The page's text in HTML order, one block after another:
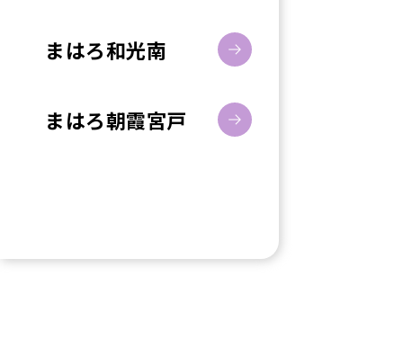
まはろ和光南
まはろ朝霞宮戸